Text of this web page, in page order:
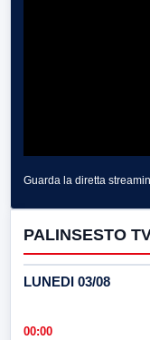
Guarda la diretta
PALINSESTO
LUNEDI 03/08
00:00